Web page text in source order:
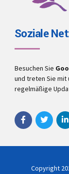
Soziale
Besuchen Sie
und treten Sie mit
regelmäßige
Copyright